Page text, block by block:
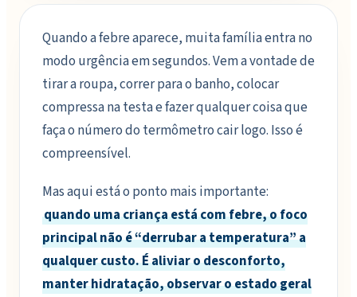
Quando a febre aparece, muita família entra no
modo urgência em segundos. Vem a vontade de
tirar a roupa, correr para o banho, colocar
compressa na testa e fazer qualquer coisa que
faça o número do termômetro cair logo. Isso é
compreensível.
Mas aqui está o ponto mais importante:
quando uma criança está com febre, o foco
principal não é “derrubar a temperatura” a
qualquer custo. É aliviar o desconforto,
manter hidratação, observar o estado geral